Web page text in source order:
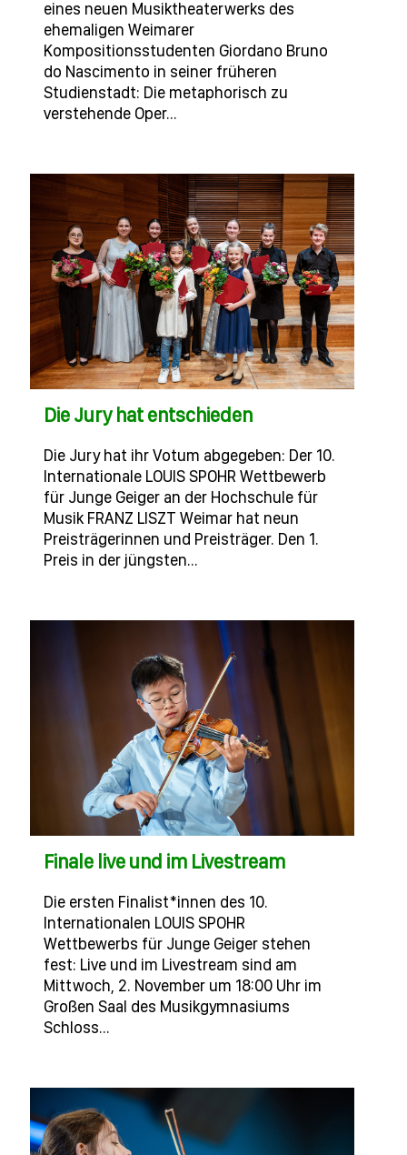
eines neuen Musiktheaterwerks des
ehemaligen Weimarer
Kompositionsstudenten Giordano Bruno
do Nascimento in seiner früheren
Studienstadt: Die metaphorisch zu
verstehende Oper…
Die Jury hat entschieden
Die Jury hat ihr Votum abgegeben: Der 10.
Internationale LOUIS SPOHR Wettbewerb
für Junge Geiger an der Hochschule für
Musik FRANZ LISZT Weimar hat neun
Preisträgerinnen und Preisträger. Den 1.
Preis in der jüngsten…
Finale live und im Livestream
Die ersten Finalist*innen des 10.
Internationalen LOUIS SPOHR
Wettbewerbs für Junge Geiger stehen
fest: Live und im Livestream sind am
Mittwoch, 2. November um 18:00 Uhr im
Großen Saal des Musikgymnasiums
Schloss…